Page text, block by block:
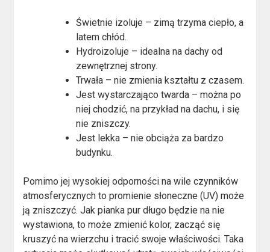
Świetnie izoluje – zimą trzyma ciepło, a
latem chłód.
Hydroizoluje – idealna na dachy od
zewnętrznej strony.
Trwała – nie zmienia kształtu z czasem.
Jest wystarczająco twarda – można po
niej chodzić, na przykład na dachu, i się
nie zniszczy.
Jest lekka – nie obciąża za bardzo
budynku.
Pomimo jej wysokiej odporności na wile czynników
atmosferycznych to promienie słoneczne (UV) może
ją zniszczyć. Jak pianka pur długo będzie na nie
wystawiona, to może zmienić kolor, zacząć się
kruszyć na wierzchu i tracić swoje właściwości. Taka